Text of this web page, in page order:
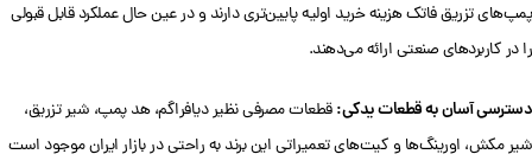
پمپ‌های تزریق فاتک هزینه خرید اولیه پایین‌تری دارند و در عین حال عملکرد قابل قبولی
را در کاربردهای صنعتی ارائه می‌دهند.
دسترسی آسان به قطعات یدکی:قطعات مصرفی نظیر دیافراگم، هد پمپ، شیر تزریق،
شیر مکش، اورینگ‌ها و کیت‌های تعمیراتی این برند به راحتی در بازار ایران موجود است